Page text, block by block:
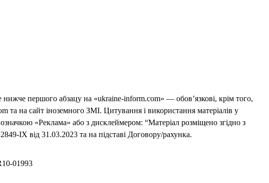
нижче першого абзацу на «ukraine-inform.com» — обов’язкові, крім того,
на сайт іноземного ЗМІ. Цитування і використання матеріалів у
«Реклама» або з дисклеймером: “Матеріал розміщено згідно з
IX від 31.03.2023 та на підставі Договору/рахунка.
01993